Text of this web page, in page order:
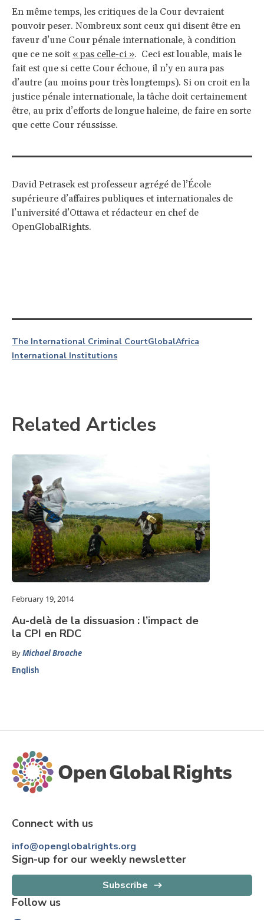
En même temps, les critiques de la Cour devraient
pouvoir peser. Nombreux sont ceux qui disent être en
faveur d’une Cour pénale internationale, à condition
que ce ne soit « pas celle-ci ». Ceci est louable, mais le
fait est que si cette Cour échoue, il n’y en aura pas
d’autre (au moins pour très longtemps). Si on croit en la
justice pénale internationale, la tâche doit certainement
être, au prix d’efforts de longue haleine, de faire en sorte
que cette Cour réussisse.
David Petrasek est professeur agrégé de l’École
supérieure d’affaires publiques et internationales de
l’université d’Ottawa et rédacteur en chef de
OpenGlobalRights.
The International Criminal CourtGlobalAfrica
International Institutions
Related Articles
February 19, 2014
Au-delà de la dissuasion : l’impact de
la CPI en RDC
ByMichael Broache
English
Connect with us
info@openglobalrights.org
Sign-up for our weekly newsletter
Subscribe
Follow us